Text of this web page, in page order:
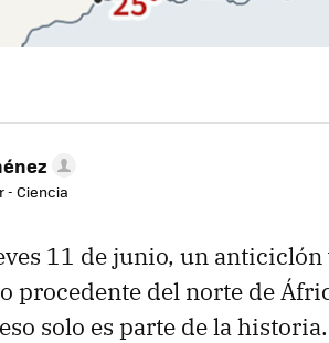
- Ciencia
11 de junio, un anticiclón
procedente del norte de
solo es parte de la historia.